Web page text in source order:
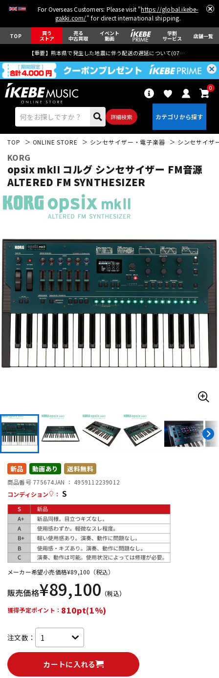
For Overseas Customers: Please visit "https://global.ikebe-
gakki.com/" for direct international shipping.
TOP 買う
ストア
売る
中古買取
イベント
動画
学割
サービス 店舗一覧
【重要】熊本県で発生した地震に伴う配送の遅延について(07月29日
詳細検索
0
エレキギター
ドラム パーカッション
キーボード 電子ピアノ
その他楽器
DTM オンライン納品 レコーディング機器
配信/ライブ機器
中古 ヴィンテージ
TOP ONLINE STORE シンセサイザー・電子楽器 シンセサイザ
KORG
opsix mkII コルグ シンセサイザー FM音源
ALTERED FM SYNTHESIZER
新品 動画あり 送料無料
商品番号 775674JAN ： 4959112239012
コンディション
： S
メーカー希望小売価格¥89,100 （税込）
販売価格¥89,100 （税込）
獲得予定ポイント： 810pt(1%)
注文数：
カートに入れる